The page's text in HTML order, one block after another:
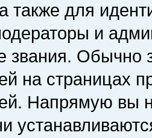
также для
и
звания. Обычно
на страницах
Напрямую вы